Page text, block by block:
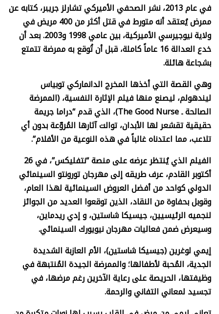
في عام 2013، نشر الصحفي الأميركي تشارلز جريبر، كتابه عن
ممرض يُعتقد أنه متورط في قتل أكثر من 400 مريض في
ولاية نيوجيرسي الأميركية، بين عامي 1998 و2003. بعد أن
خدع العدالة 16 عاماً كاملة، قبل أن تُوقع به ممرضة تتمتع
بشجاعة هائلة.
وهي القصة التي أخذها المخرج الدانماركي توبياس
ليندهولم، ليصنع منها فيلم الإثارة النفسية، (الممرضة
الصالحة ـThe Good Nurse)، الذي قدم “دراما جريمة
حقيقية تقشعر لها الأبدان، توالت آثارها المُروّعة بدون أي
تلاعب، مما اعتدناه غالباً في هذه النوعية من الأفلام”.
الفيلم الذي يُنتظر عرضه على منصة “نتفليكس”، في 26
أكتوبر القادم، عرف طريقه إلى مهرجان تورونتو السينمائي
الدولي كواحد من أفضل العروض السينمائية لهذا العام،
وقوبل بحفاوة من النقاد، الذين توقعوا العديد من الجوائز
لنجميه الرئيسيين، جيسيكا شاستين، و إدي ريدماين،
وسيعرض ضمن فعاليات مهرجان نيويورك السينمائي.
إيمي لوغرين (جيسيكا شاستين)، الأم العازبة الشديدة
الجدية، المُحبة لأطفالها؛ والممرضة الجيدة المُنتبهة في
وظيفتها، الحريصة على رعاية الآخرين رغم مرضها، في
تجسيد لمعاني التفاني والرحمة.